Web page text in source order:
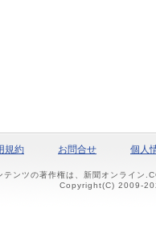
規約 お問合せ 個人
ンツの著作権は、新聞オンライン
Copyright(C) 2009-